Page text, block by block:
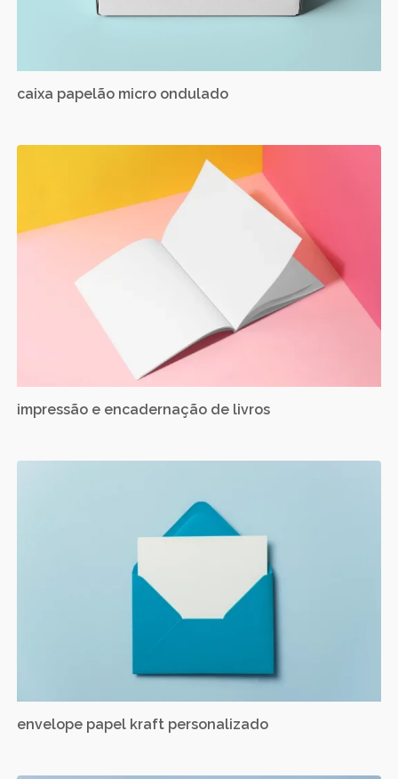
caixa papelão micro ondulado
impressão e encadernação de livros
envelope papel kraft personalizado